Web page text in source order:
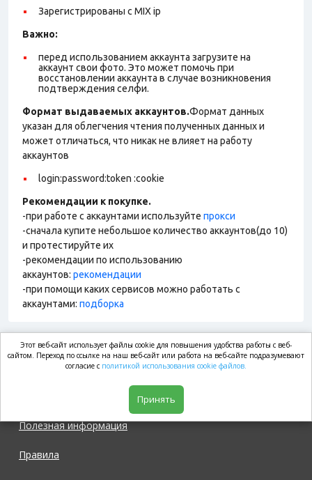
Зарегистрированы с MIX ip
Важно:
перед использованием аккаунта загрузите на
аккаунт свои фото. Это может помочь при
восстановлении аккаунта в случае возникновения
подтверждения селфи.
Формат выдаваемых аккаунтов.Формат данных
указан для облегчения чтения полученных данных и
может отличаться, что никак не влияет на работу
аккаунтов
login:password:token :cookie
Рекомендации к покупке.
-при работе с аккаунтами используйте прокси
-сначала купите небольшое количество аккаунтов(до 10)
и протестируйте их
-рекомендации по использованию
аккаунтов: рекомендации
-при помощи каких сервисов можно работать с
аккаунтами: подборка
market.com
Полезная информация
Правила
Этот веб-сайт использует файлы cookie для повышения удобства работы с веб-
сайтом. Переход по ссылке на наш веб-сайт или работа на веб-сайте подразумевают
согласие с политикой использования cookie файлов.
Принять